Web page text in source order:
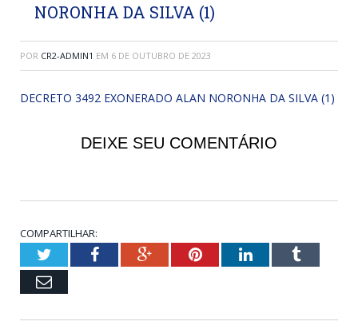
NORONHA DA SILVA (1)
POR CR2-ADMIN1 EM 6 DE OUTUBRO DE 2023
DECRETO 3492 EXONERADO ALAN NORONHA DA SILVA (1)
DEIXE SEU COMENTÁRIO
COMPARTILHAR:
TwitterFacebookGoogle+PinterestLinkedInTumblr
Email